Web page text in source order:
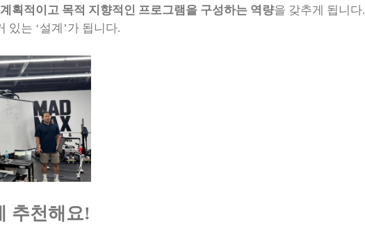
계획적이고 목적 지향적인 프로그램을 구성하는 역량을 갖추게 됩니다.
있는 ‘설계’가 됩니다.
추천해요!